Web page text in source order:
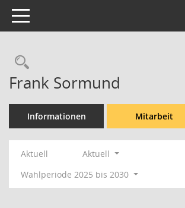
Toggle navigation
Rechercheauswahl
Frank Sormund
Informationen Mitarbeit
Aktuell
Aktuell
Wahlperiode 2025 bis 2030